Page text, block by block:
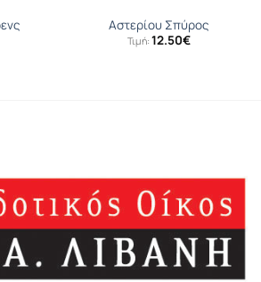
Αστερίου Σπύρος
Τιμή: 12.50€